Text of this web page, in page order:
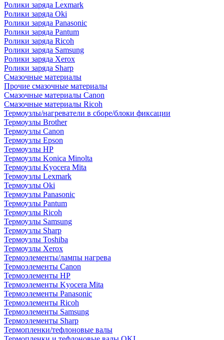
Ролики заряда Lexmark
Ролики заряда Oki
Ролики заряда Panasonic
Ролики заряда Pantum
Ролики заряда Ricoh
Ролики заряда Samsung
Ролики заряда Xerox
Ролики заряда Sharp
Смазочные материалы
Прочие смазочные материалы
Смазочные материалы Canon
Смазочные материалы Ricoh
Термоузлы/нагреватели в сборе/блоки фиксации
Термоузлы Brother
Термоузлы Canon
Термоузлы Epson
Термоузлы HP
Термоузлы Konica Minolta
Термоузлы Kyocera Mita
Термоузлы Lexmark
Термоузлы Oki
Термоузлы Panasonic
Термоузлы Pantum
Термоузлы Ricoh
Термоузлы Samsung
Термоузлы Sharp
Термоузлы Toshiba
Термоузлы Xerox
Термоэлементы/лампы нагрева
Термоэлементы Canon
Термоэлементы HP
Термоэлементы Kyocera Mita
Термоэлементы Panasonic
Термоэлементы Ricoh
Термоэлементы Samsung
Термоэлементы Sharp
Термопленки/тефлоновые валы